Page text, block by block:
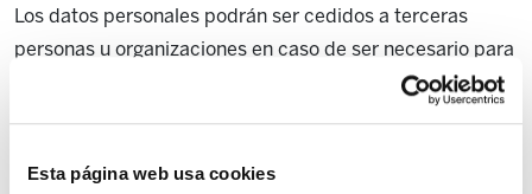
Esta página web usa cookies
Los datos personales podrán ser cedidos a terceras
personas u organizaciones en caso de ser necesario para
el cumplimiento de obligaciones legalmente
6.1.c) del Reglamento General Europeo de Protección de